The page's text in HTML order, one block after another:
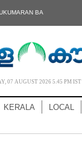
BA
07 AUGUST 2026 5.45 PM IST
KERALA LOCAL